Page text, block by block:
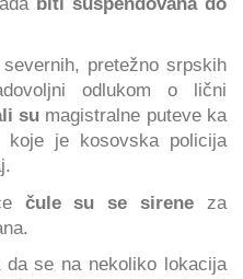
pretežno srpskih
odlukom o lični
su magistralne puteve ka
koje je kosovska policija
čule su se sirene za
da se na nekoliko lokacija